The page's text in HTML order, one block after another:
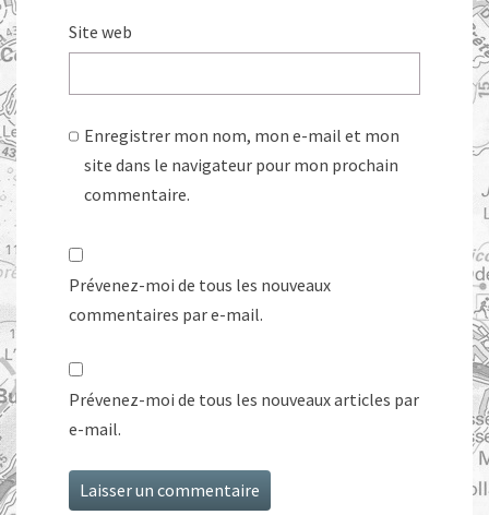
Site web
Enregistrer mon nom, mon e-mail et mon
site dans le navigateur pour mon prochain
commentaire.
Prévenez-moi de tous les nouveaux
commentaires par e-mail.
Prévenez-moi de tous les nouveaux articles par
e-mail.